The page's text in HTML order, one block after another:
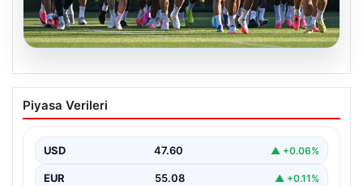
05.08.2026
Fenerbahçe’nin Avrupa kadrosunda
Sturm Graz maçı öncesi değişiklik!
Piyasa Verileri
USD 47.60 ▲ +0.06%
EUR 55.08 ▲ +0.11%